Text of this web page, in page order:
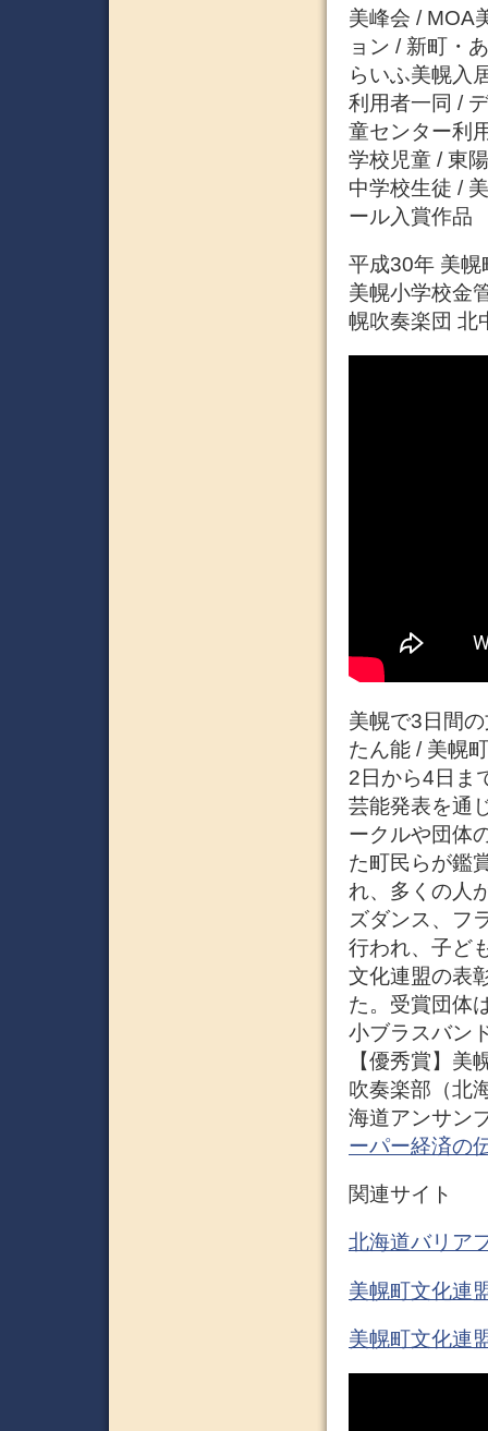
美峰会 / MOA
ョン / 新町・
らいふ美幌入
利用者一同 /
童センター利
学校児童 / 東
中学校生徒 /
ール入賞作品
平成30年 美幌
美幌小学校金
幌吹奏楽団 北
美幌で3日間
たん能 / 美幌
2日から4日ま
芸能発表を通
ークルや団体
た町民らが鑑
れ、多くの人
ズダンス、フ
行われ、子ど
文化連盟の表
た。受賞団体
小ブラスバン
【優秀賞】
吹奏楽部（北
海道アンサン
ーパー経済の
関連サイト
北海道バリア
美幌町文化連
美幌町文化連